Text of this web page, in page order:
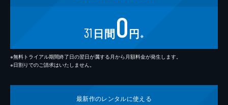
31 日間0円 ※
※無料トライアル期間終了日の翌日が属する月から月額料金が発生します。
※日割りでのご請求はいたしません。
最新作のレンタルに使える